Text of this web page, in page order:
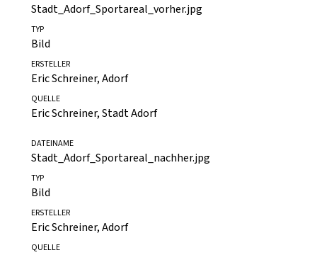
Simon Zeh, Fotograf für BLICK
DATEINAME
Stadt_Adorf_Sportareal_vorher.jpg
TYP
Bild
ERSTELLER
QUELLE
Eric Schreiner, Stadt Adorf
DATEINAME
Stadt_Adorf_Sportareal_nachher.jpg
TYP
Bild